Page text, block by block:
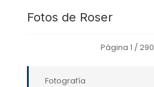
Fotos de Roser
Página 1 / 290
Fotografía